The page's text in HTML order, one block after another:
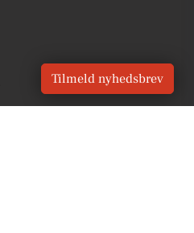
Tilmeld nyhedsbrev